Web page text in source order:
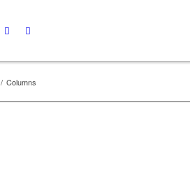
/ Columns